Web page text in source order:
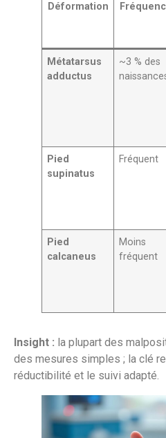
Déformation
Métatarsus
adductus
~3 % des
Pied
supinatus
Fréquent
Pied
calcaneus
Moins
fréquent
Insight : la plupart des
des mesures simples ; la clé
réductibilité et le suivi adapté.